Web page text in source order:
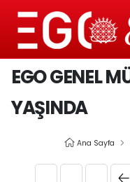
EGO GENEL
YAŞINDA
Ana Sayfa